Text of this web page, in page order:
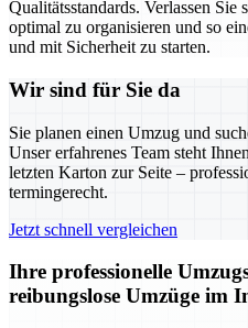
Qualitätsstandards. Verlassen
optimal zu organisieren und so
und mit Sicherheit zu starten.
Wir sind für Sie da
Sie planen einen Umzug und
Unser erfahrenes Team steht
letzten Karton zur Seite –
termingerecht.
Jetzt schnell vergleichen
Ihre professionelle
reibungslose Umzüge im